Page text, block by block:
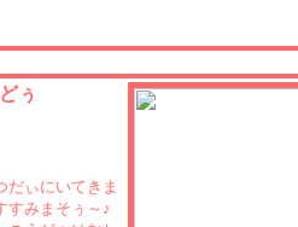
ぅ
だぃにいてきま
すみまそぅ～♪